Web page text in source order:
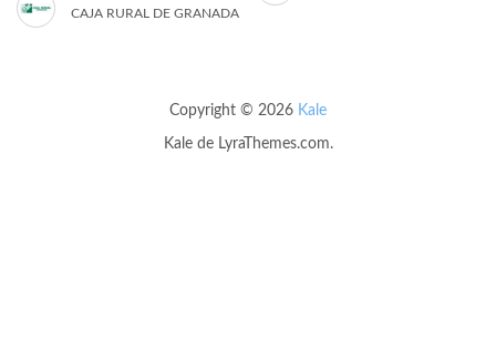
CAJA RURAL DE GRANADA
Copyright © 2026 Kale
Kalede LyraThemes.com.